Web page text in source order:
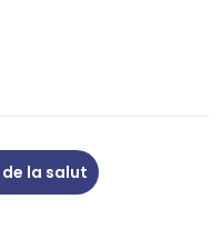
la salut